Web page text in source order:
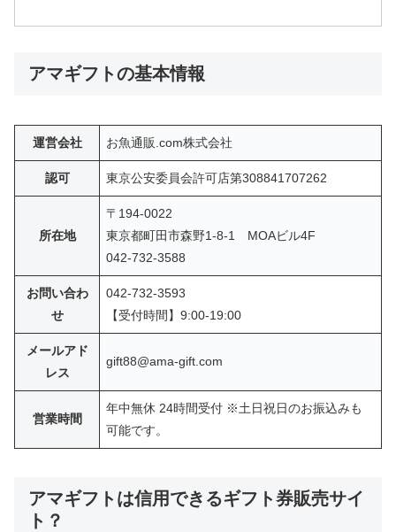
アマギフトの基本情報
運営会社 お魚通販.com株式会社
認可 東京公安委員会許可店第308841707262
所在地
〒194-0022
東京都町田市森野1-8-1 MOAビル4F
042-732-3588
お問い合わ
せ
042-732-3593
​【受付時間】9:00-19:00
メールアド
レス
gift88@ama-gift.com
営業時間
年中無休 24時間受付 ※土日祝日のお振込みも
可能です。
アマギフトは信用できるギフト券販売サイ
ト？